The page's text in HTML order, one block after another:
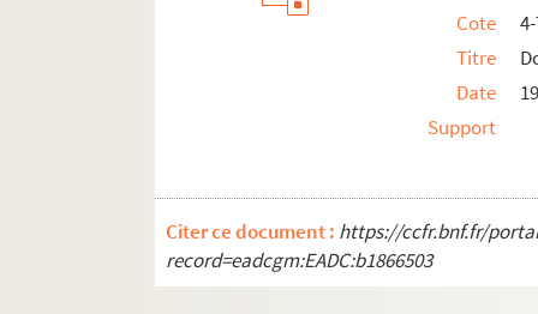
Cote
Titre
Date
Support
Citer ce document : https://ccfr.bnf.fr/
record=eadcgm:EADC:b1866503